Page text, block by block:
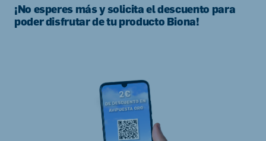
¡No esperes más y solicita el descuento para
poder disfrutar de tu producto Biona!